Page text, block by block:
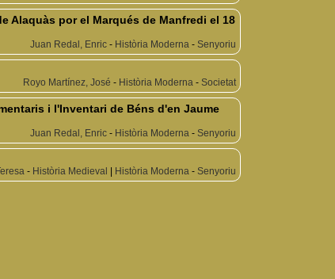
Alaquàs por el Marqués de Manfredi el 18
Juan Redal, Enric - Història Moderna -Senyoriu
Royo Martínez, José - Història Moderna -Societat
i l'Inventari de Béns d'en Jaume
Juan Redal, Enric - Història Moderna -Senyoriu
- Història Medieval Història Moderna -Senyoriu